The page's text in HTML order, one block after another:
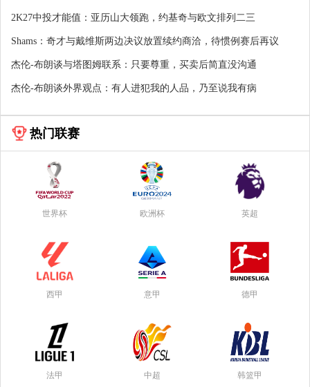
2K27中投才能值：亚历山大领跑，约基奇与欧文排列二三
Shams：奇才与戴维斯两边决议放置续约商洽，待惯例赛后再议
杰伦-布朗谈与塔图姆联系：只要尊重，买卖后简直没沟通
杰伦-布朗谈外界观点：有人进犯我的人品，乃至说我有病
热门联赛
世界杯 欧洲杯 英超
西甲 意甲 德甲
法甲 中超 韩篮甲